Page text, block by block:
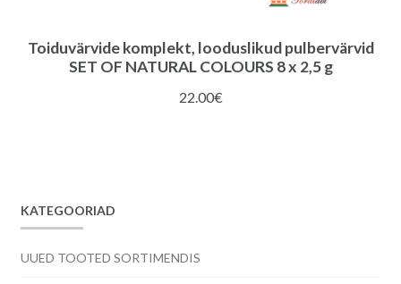
Toiduvärvide komplekt, looduslikud pulbervärvid
SET OF NATURAL COLOURS 8 x 2,5 g
22.00€
KATEGOORIAD
UUED TOOTED SORTIMENDIS